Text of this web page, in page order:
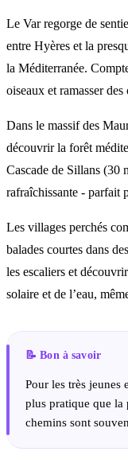
Le Var regorge de
entre Hyères et la
la Méditerranée.
oiseaux et ramasser
Dans le massif des
découvrir la forêt
Cascade de Sillans (30
rafraîchissante - parfait
Les villages perchés
balades courtes dans
les escaliers et
solaire et de l’eau,
Pour les très jeunes
plus pratique que la
chemins sont